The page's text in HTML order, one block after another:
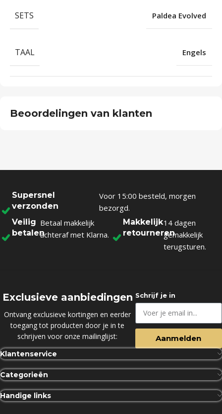
SETS Paldea Evolved
TAAL Engels
Beoordelingen van klanten
Supersnel
verzonden
Voor 15:00 besteld, morgen
bezorgd.
Veilig
betalen
Betaal makkelijk
achteraf met Klarna.
Makkelijk
retourneren
14 dagen
gemakkelijk
terugsturen.
Exclusieve aanbiedingen
Ontvang exclusieve kortingen en eerder
toegang tot producten door je in te
schrijven voor onze mailinglijst:
Schrijf je in
Aanmelden
Klantenservice
Categorieën
Handige links